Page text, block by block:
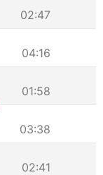
02:47
04:16
01:58
03:38
02:41